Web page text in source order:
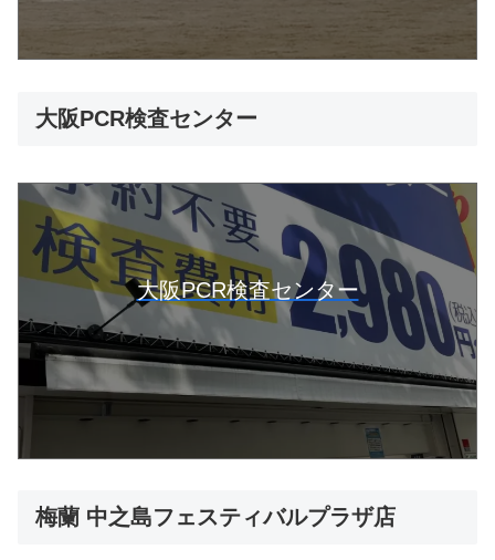
大阪PCR検査センター
大阪PCR検査センター
梅蘭 中之島フェスティバルプラザ店